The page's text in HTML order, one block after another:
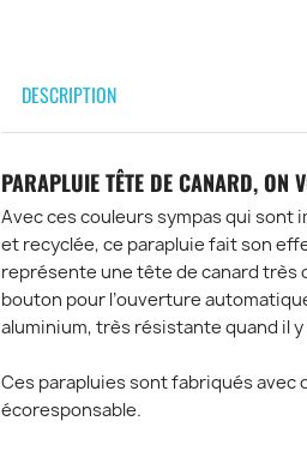
DESCRIPTION
PARAPLUIE TÊTE DE CANARD, ON
Avec ces couleurs sympas qui sont
et recyclée, ce parapluie fait son
représente une tête de canard très
bouton pour l’ouverture
aluminium, très résistante quand il y
Ces parapluies sont fabriqués avec
écoresponsable.